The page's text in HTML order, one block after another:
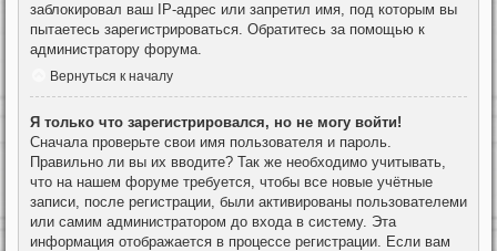
заблокировал ваш IP-адрес или запретил имя, под которым вы
пытаетесь зарегистрироваться. Обратитесь за помощью к
администратору форума.
Вернуться к началу
Я только что зарегистрировался, но не могу войти!
Сначала проверьте свои имя пользователя и пароль.
Правильно ли вы их вводите? Так же необходимо учитывать,
что на нашем форуме требуется, чтобы все новые учётные
записи, после регистрации, были активированы пользователеми
или самим администратором до входа в систему. Эта
информация отображается в процессе регистрации. Если вам